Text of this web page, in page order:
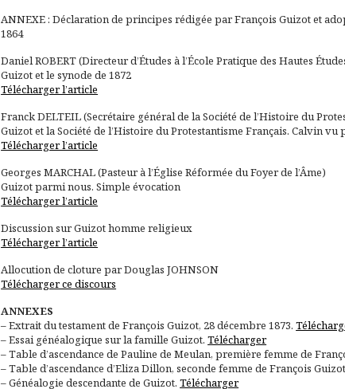
ANNEXE : Déclaration de principes rédigée par François Guizot et
1864
Daniel ROBERT (Directeur d’Études à l’École Pratique des Hautes
Guizot et le synode de 1872
Télécharger l’article
Franck DELTEIL (Secrétaire général de la Société de l’Histoire du
Guizot et la Société de l’Histoire du Protestantisme Français. Calvin vu
Télécharger l’article
Georges MARCHAL (Pasteur à l’Église Réformée du Foyer de l’Âme)
Guizot parmi nous. Simple évocation
Télécharger l’article
Discussion sur Guizot homme religieux
Télécharger l’article
Allocution de cloture par Douglas JOHNSON
Télécharger ce discours
ANNEXES
– Extrait du testament de François Guizot, 28 décembre 1873.
– Essai généalogique sur la famille Guizot.Télécharger
– Table d’ascendance de Pauline de Meulan, première femme de
– Table d’ascendance d’Eliza Dillon, seconde femme de François
– Généalogie descendante de Guizot.Télécharger